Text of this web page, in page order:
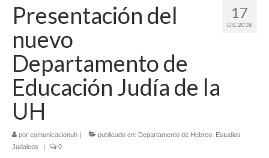
17
DIC 2018
Presentación del
nuevo
Departamento de
Educación Judía de la
UH
por comunicacionuh | publicado en: Departamento de Hebreo Estudios
Judaicos
| 0